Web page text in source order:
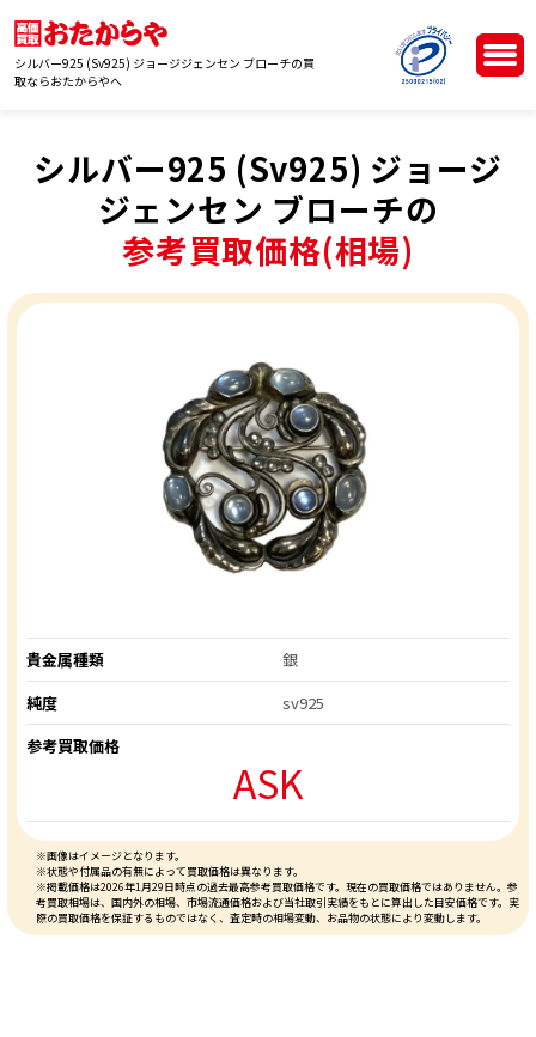
シルバー925 (Sv925) ジョージジェンセン ブローチの買
取ならおたからやへ
シルバー925 (Sv925) ジョージ
ジェンセン ブローチの
参考買取価格(相場)
貴金属種類
銀
純度
sv925
参考買取価格
ASK
※画像はイメージとなります。
※状態や付属品の有無によって買取価格は異なります。
※掲載価格は2026年1月29日時点の過去最高参考買取価格です。現在の買取価格ではありません。参
考買取相場は、国内外の相場、市場流通価格および当社取引実績をもとに算出した目安価格です。実
際の買取価格を保証するものではなく、査定時の相場変動、お品物の状態により変動します。